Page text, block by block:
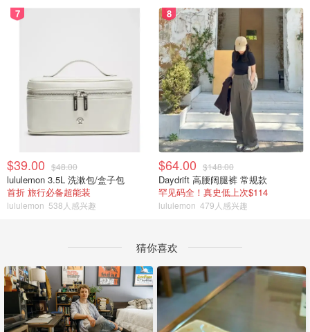
7
$39.00 $48.00
lululemon 3.5L 洗漱包/盒子包
首折 旅行必备超能装
lululemon 538人感兴趣
8
$64.00 $148.00
Daydrift 高腰阔腿裤 常规款
罕见码全！真史低上次$114
lululemon 479人感兴趣
猜你喜欢